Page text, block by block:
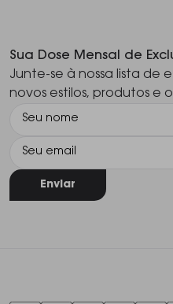
Sua Dose Mensal de
Junte-se à nossa lista de
novos estilos, produtos e
Enviar